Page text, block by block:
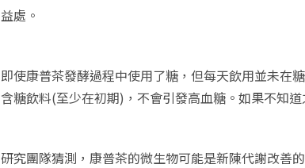
益處。
即使康普茶發酵過程中使用了糖，但每天飲用並未在
含糖飲料(至少在初期)，不會引發高血糖。如果不知
研究團隊猜測，康普茶的微生物可能是新陳代謝改善